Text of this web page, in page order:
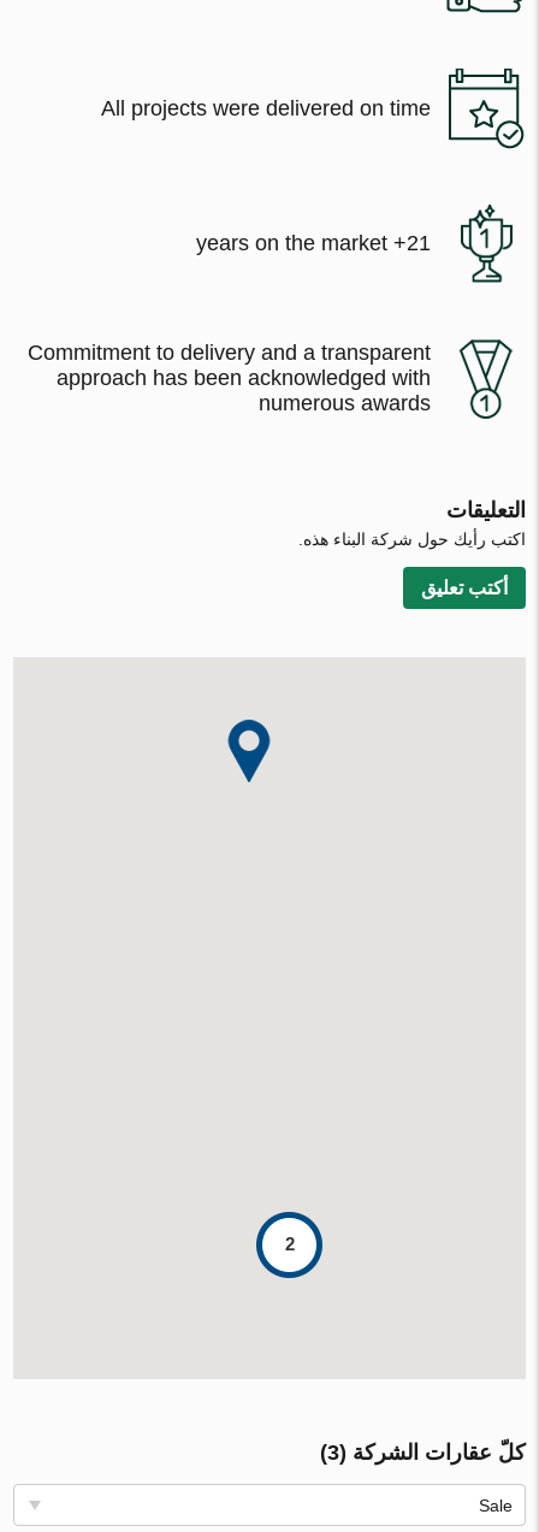
All projects were delivered on time
21+ years on the market
Commitment to delivery and a transparent
approach has been acknowledged with
numerous awards
التعليقات
اكتب رأيك حول شركة البناء هذه.
أكتب تعليق
2
كلّ عقارات الشركة (3)
Sale